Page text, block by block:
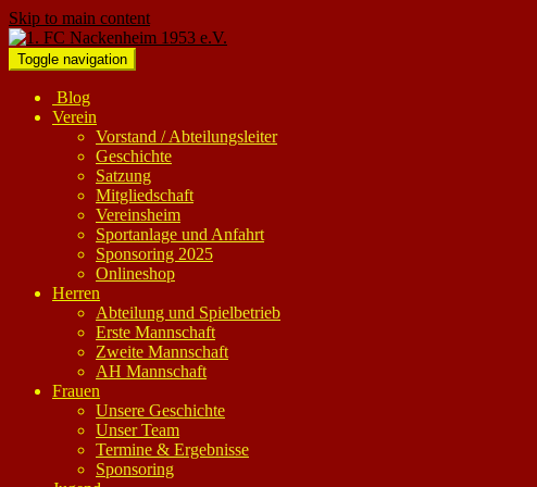
Skip to main content
Toggle navigation
Blog
Verein
Vorstand / Abteilungsleiter
Geschichte
Satzung
Mitgliedschaft
Vereinsheim
Sportanlage und Anfahrt
Sponsoring 2025
Onlineshop
Herren
Abteilung und Spielbetrieb
Erste Mannschaft
Zweite Mannschaft
AH Mannschaft
Frauen
Unsere Geschichte
Unser Team
Termine & Ergebnisse
Sponsoring